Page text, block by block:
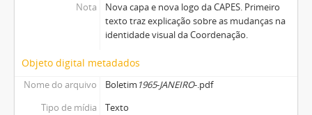
Nota
Nova capa e nova logo da CAPES. Primeiro
texto traz explicação sobre as mudanças na
identidade visual da Coordenação.
Objeto digital metadados
Nome do arquivo Boletim 1965-JANEIRO-.pdf
Tipo de mídia
Texto